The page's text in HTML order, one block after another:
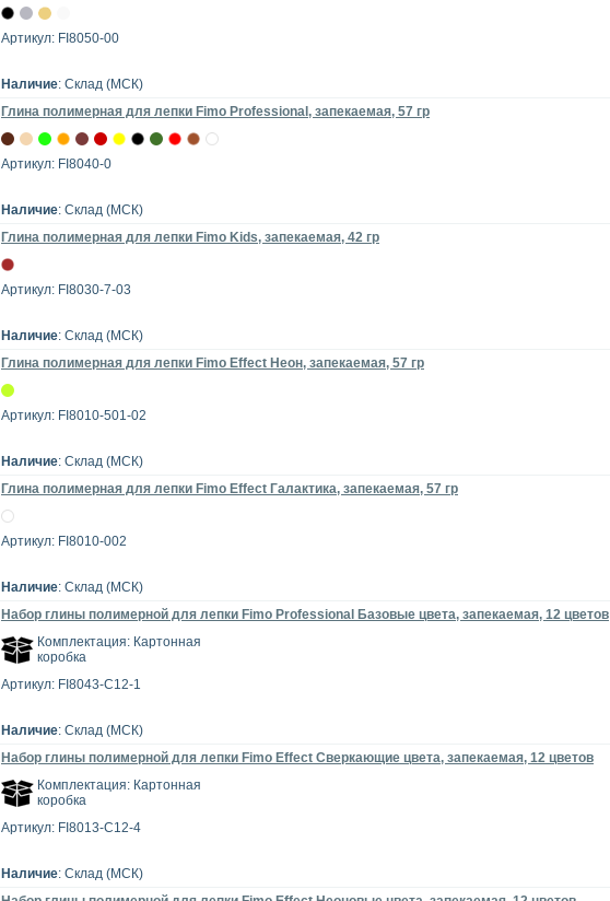
Артикул: FI8050-00
Наличие: Склад (МСК)
Глина полимерная для лепки Fimo Рrofessional, запекаемая, 57 гр
Артикул: FI8040-0
Наличие: Склад (МСК)
Глина полимерная для лепки Fimo Kids, запекаемая, 42 гр
Артикул: FI8030-7-03
Наличие: Склад (МСК)
Глина полимерная для лепки Fimo Effect Неон, запекаемая, 57 гр
Артикул: FI8010-501-02
Наличие: Склад (МСК)
Глина полимерная для лепки Fimo Effect Галактика, запекаемая, 57 гр
Артикул: FI8010-002
Наличие: Склад (МСК)
Набор глины полимерной для лепки Fimo Professional Базовые цвета, запекаемая, 12 цветов
Комплектация: Картонная
коробка
Артикул: FI8043-C12-1
Наличие: Склад (МСК)
Набор глины полимерной для лепки Fimo Effect Сверкающие цвета, запекаемая, 12 цветов
Комплектация: Картонная
коробка
Артикул: FI8013-C12-4
Наличие: Склад (МСК)